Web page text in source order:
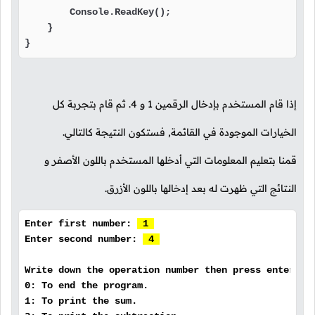
        Console.ReadKey();
    }
}
إذا قام المستخدم بإدخال الرقمين 1 و 4
. ثم قام بتجربة كل
الخيارات الموجودة في القائمة, فستكون النتيجة كالتالي.
قمنا بتعليم المعلومات التي أدخلها المستخدم باللون الأصفر و
النتائج التي ظهرت له بعد إدخالها باللون الأزرق.
Enter first number:
1
Enter second number:
4
Write down the operation number then press enter
0: To end the program.
1: To print the sum.